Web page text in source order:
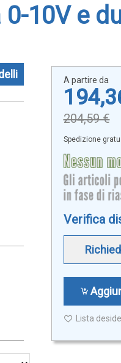
10V e
A partire da
204,59 €
Spedizione
Verifica
Lista